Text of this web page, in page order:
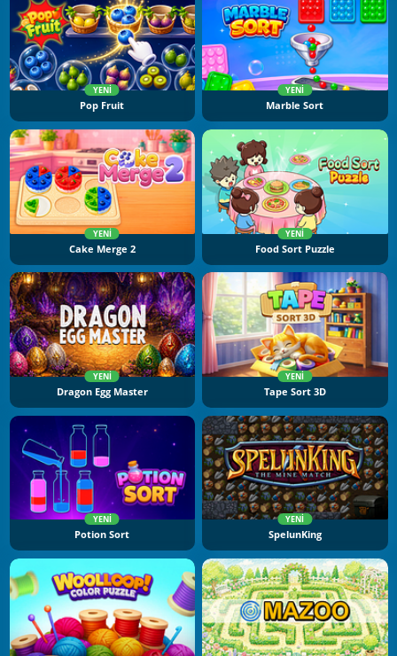
YENI
Pop Fruit
YENI
Marble Sort
YENI
Cake Merge 2
YENI
Food Sort Puzzle
YENI
Dragon Egg Master
YENI
Tape Sort 3D
YENI
Potion Sort
YENI
SpelunKing